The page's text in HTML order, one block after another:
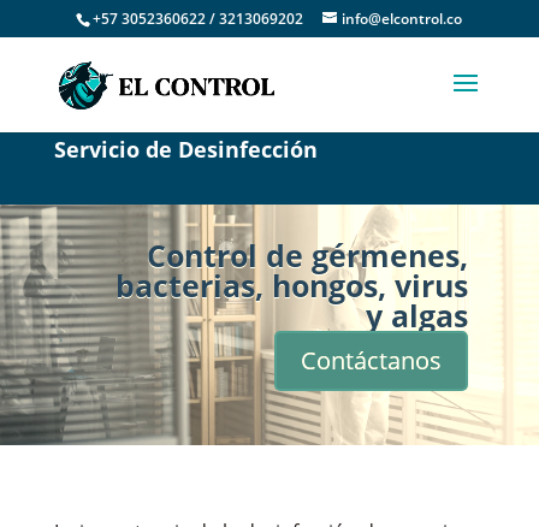
+57 3052360622 / 3213069202 info@elcontrol.co
Servicio de Desinfección
Control de gérmenes,
bacterias, hongos, virus
y algas
Contáctanos